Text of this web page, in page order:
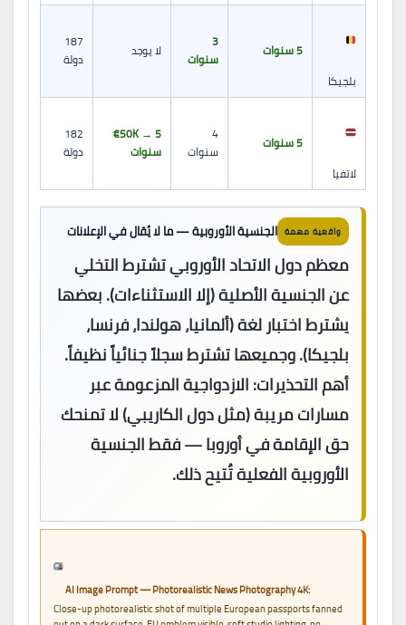
بلجيكا
5 سنوات
3
سنوات
لا يوجد
187
دولة
لاتفيا
5 سنوات
4
سنوات
€50K → 5
سنوات
182
دولة
واقعية مهمة الجنسية الأوروبية — ما لا يُقال في الإعلانات
معظم دول الاتحاد الأوروبي تشترط التخلي
عن الجنسية الأصلية (إلا الاستثناءات). بعضها
يشترط اختبار لغة (ألمانيا، هولندا، فرنسا،
بلجيكا). وجميعها تشترط سجلاً جنائياً نظيفاً.
أهم التحذيرات: الازدواجية المزعومة عبر
مسارات مريبة (مثل دول الكاريبي) لا تمنحك
حق الإقامة في أوروبا — فقط الجنسية
الأوروبية الفعلية تُتيح ذلك.
AI Image Prompt — Photorealistic News Photography 4K:
Close-up photorealistic shot of multiple European passports fanned